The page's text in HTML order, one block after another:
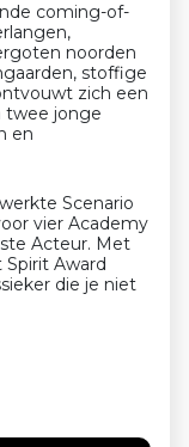
coming-of-
noorden
stoffige
zich een
twee jonge
en
Scenario
vier Academy
Acteur. Met
Award
die je niet